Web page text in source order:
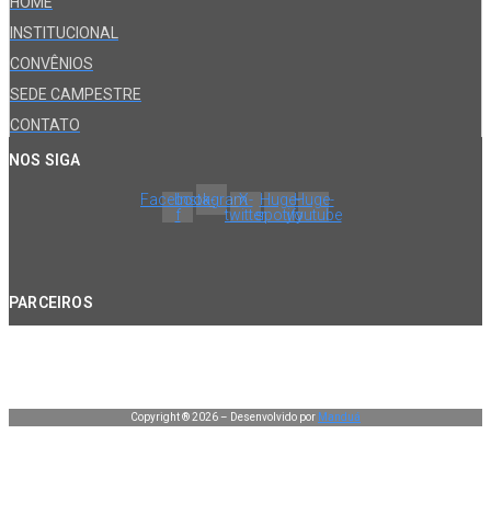
INSTITUCIONAL
CONVÊNIOS
SEDE CAMPESTRE
CONTATO
NOS SIGA
Facebook-
f
InstagramX-
twitter
Huge-
spotify
Huge-
youtube
PARCEIROS
Copyright ® 2026 – Desenvolvido por Manduá